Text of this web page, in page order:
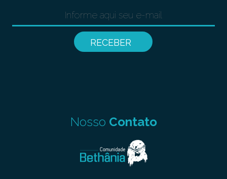
Nosso Contato